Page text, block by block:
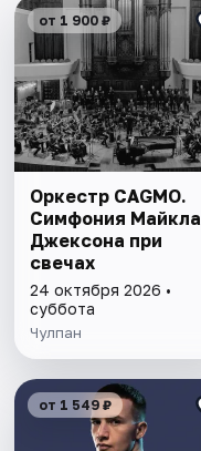
от 1 900 ₽
Оркестр CAGMO.
Симфония Майкла
Джексона при
свечах
24 октября 2026 •
суббота
Чулпан
от 1 549 ₽